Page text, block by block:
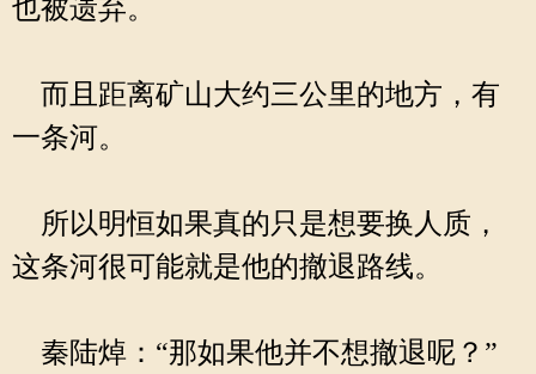
也被遗弃。
而且距离矿山大约三公里的地方，有
一条河。
所以明恒如果真的只是想要换人质，
这条河很可能就是他的撤退路线。
秦陆焯：“那如果他并不想撤退呢？”